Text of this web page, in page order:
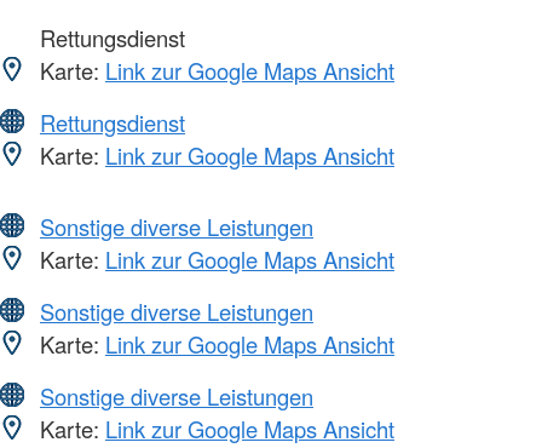
Rettungsdienst
Karte: Link zur Google Maps Ansicht
Rettungsdienst
Karte: Link zur Google Maps Ansicht
Sonstige diverse Leistungen
Karte: Link zur Google Maps Ansicht
Sonstige diverse Leistungen
Karte: Link zur Google Maps Ansicht
Sonstige diverse Leistungen
Karte: Link zur Google Maps Ansicht